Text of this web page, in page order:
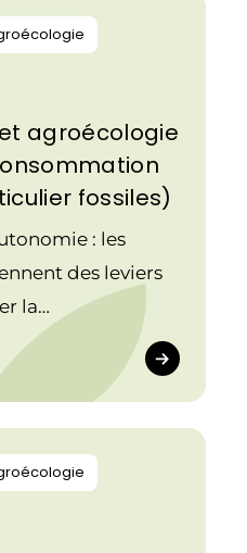
agroécologie
fossiles)
: les
des leviers
la
fossiles et